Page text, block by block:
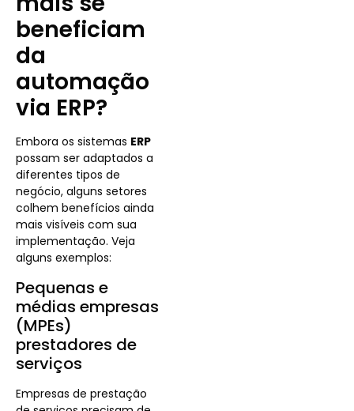
beneficiam
da
automação
via ERP?
Embora os sistemas ERP
possam ser adaptados a
diferentes tipos de
negócio, alguns setores
colhem benefícios ainda
mais visíveis com sua
implementação. Veja
alguns exemplos:
Pequenas e
médias empresas
(MPEs)
prestadores de
serviços
Empresas de prestação